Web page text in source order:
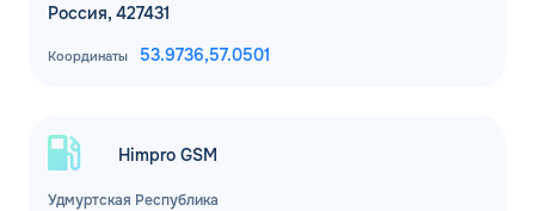
Россия, 427431
Координаты 53.9736,57.0501
Удмуртская Республика
Himpro GSM